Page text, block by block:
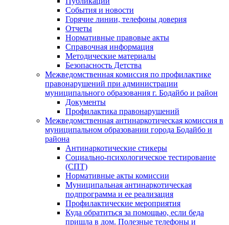
События и новости
Горячие линии, телефоны доверия
Отчеты
Нормативные правовые акты
Справочная информация
Методические материалы
Безопасность Детства
Межведомственная комиссия по профилактике
правонарушений при администрации
муниципального образования г. Бодайбо и район
Документы
Профилактика правонарушений
Межведомственная антинаркотическая комиссия в
муниципальном образовании города Бодайбо и
района
Антинаркотические стикеры
Социально-психологическое тестирование
(СПТ)
Нормативные акты комиссии
Муниципальная антинаркотическая
подпрограмма и ее реализация
Профилактические мероприятия
Куда обратиться за помощью, если беда
пришла в дом. Полезные телефоны и